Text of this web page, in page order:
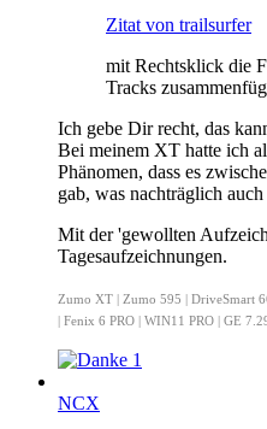
Zitat von trailsurfer
mit Rechtsklick die
Tracks
Ich gebe Dir recht, das
Bei meinem XT hatte ich
Phänomen, dass es
gab, was nachträglich
Mit der 'gewollten
Tagesaufzeichnungen.
Zumo XT | Zumo 595 | DriveSmart
| Fenix 6 PRO | WIN11 PRO | GE
1
NCX